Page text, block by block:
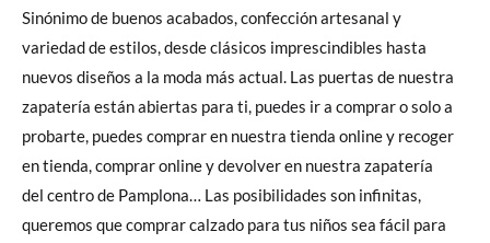
Sinónimo de buenos acabados, confección artesanal y
variedad de estilos, desde clásicos imprescindibles hasta
nuevos diseños a la moda más actual. Las puertas de nuestra
zapatería están abiertas para ti, puedes ir a comprar o solo a
probarte, puedes comprar en nuestra tienda online y recoger
en tienda, comprar online y devolver en nuestra zapatería
del centro de Pamplona… Las posibilidades son infinitas,
queremos que comprar calzado para tus niños sea fácil para